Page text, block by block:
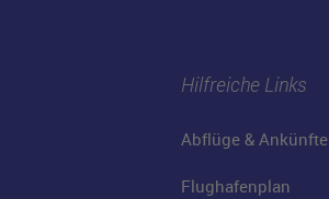
Hilfreiche Links
Abflüge & Ankünfte
Flughafenplan